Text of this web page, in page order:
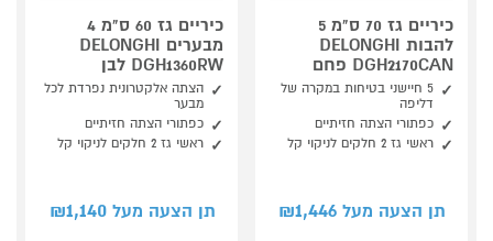
כיריים גז 70 ס"מ 5
להבות DELONGHI
DGH2170CAN פחם
5 חיישני בטיחות במקרה של
דליפה
כפתורי הצתה חזיתיים
ראשי גז 2 חלקים לניקוי קל
תן הצעה מעל ₪ 1,446
כיריים גז 60 ס"מ 4
מבערים DELONGHI
DGH1360RW לבן
הצתה אלקטרונית נפרדת לכל
מבער
כפתורי הצתה חזיתיים
ראשי גז 2 חלקים לניקוי קל
תן הצעה מעל ₪ 1,140